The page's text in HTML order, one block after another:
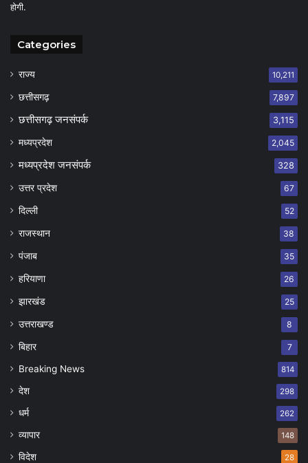
होगी.
Categories
राज्य 10,211
छत्तीसगढ़ 7,897
छत्तीसगढ़ जनसंपर्क 3,115
मध्यप्रदेश 2,045
मध्यप्रदेश जनसंपर्क 328
उत्तर प्रदेश 67
दिल्ली 52
राजस्थान 38
पंजाब 35
हरियाणा 26
झारखंड 25
उत्तराखण्ड 8
बिहार 7
Breaking News 814
देश 298
धर्म 262
व्यापार 148
विदेश 28